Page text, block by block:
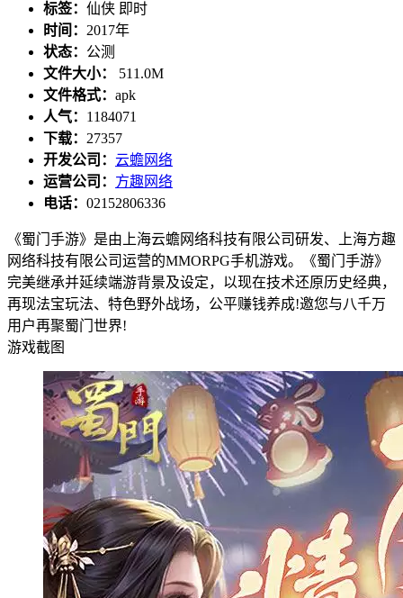
标签： 仙侠 即时
时间： 2017年
状态： 公测
文件大小： 511.0M
文件格式： apk
人气： 1184071
下载： 27357
开发公司： 云蟾网络
运营公司： 方趣网络
电话： 02152806336
《蜀门手游》是由上海云蟾网络科技有限公司研发、上海方趣
网络科技有限公司运营的MMORPG手机游戏。《蜀门手游》
完美继承并延续端游背景及设定，以现在技术还原历史经典，
再现法宝玩法、特色野外战场，公平赚钱养成!邀您与八千万
用户再聚蜀门世界!
游戏截图